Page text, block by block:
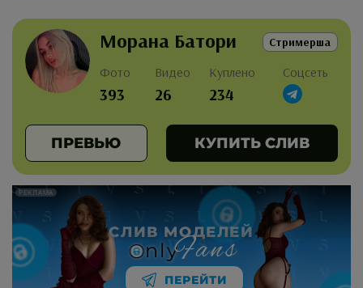
Морана Батори Стримерша
Фото
393
Видео
26
Куплено
234
Соцсеть
ПРЕВЬЮ КУПИТЬ СЛИВ
РЕКЛАМА
СЛИВ МОДЕЛЕЙ
nlyFans
ПЕРЕЙТИ